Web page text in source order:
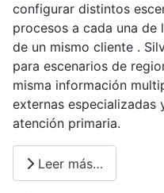
configurar distintos
procesos a cada una
de un mismo cliente .
para escenarios de
misma información
externas especializadas
atención primaria.
Leer más…